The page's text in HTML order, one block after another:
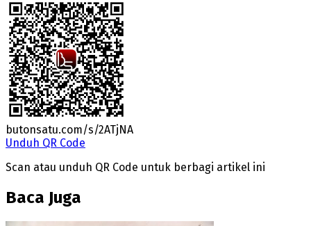
butonsatu.com/s/2ATjNA
Unduh QR Code
Scan atau unduh QR Code untuk berbagi artikel ini
Baca Juga